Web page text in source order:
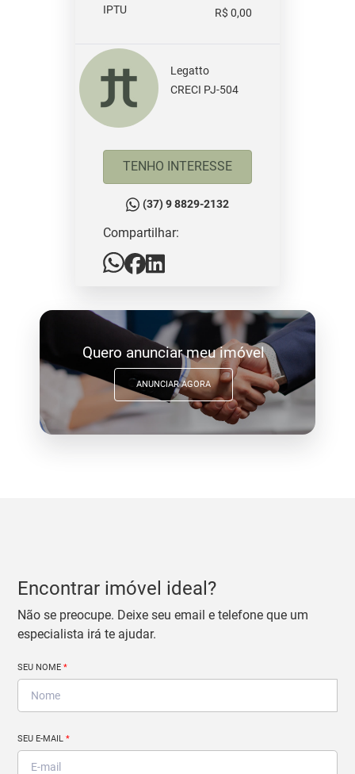
IPTU
R$ 0,00
Legatto
CRECI PJ-504
TENHO INTERESSE
(37) 9 8829-2132
Compartilhar:
Quero anunciar meu imóvel
ANUNCIAR AGORA
Encontrar imóvel ideal?
Não se preocupe. Deixe seu email e telefone que um
especialista irá te ajudar.
SEU NOME*
SEU E-MAIL*